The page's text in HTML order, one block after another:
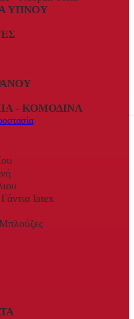
ΎΠΝΟΥ
- ΚΟΜΟΔΊΝΑ
latex